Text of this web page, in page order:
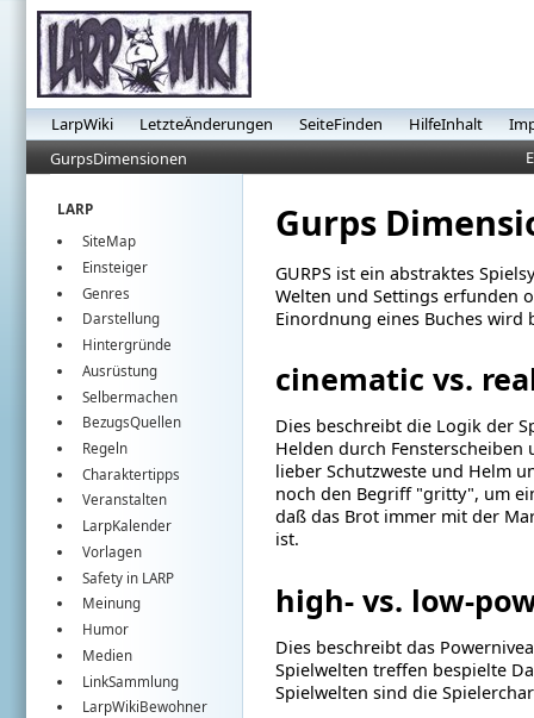
LarpWiki LetzteÄnderungen SeiteFinden HilfeInhalt
GurpsDimensionen
LARP
SiteMap
Einsteiger
Genres
Darstellung
Hintergründe
Ausrüstung
Selbermachen
BezugsQuellen
Regeln
Charaktertipps
Veranstalten
LarpKalender
Vorlagen
Safety in LARP
Meinung
Humor
Medien
LinkSammlung
LarpWikiBewohner
Gurps
GURPS ist ein abstraktes
Welten und Settings erfunden
Einordnung eines Buches wird
cinematic vs.
Dies beschreibt die Logik der
Helden durch
lieber Schutzweste und Helm
noch den Begriff "gritty", um
daß das Brot immer mit der
ist.
high- vs. low-
Dies beschreibt das
Spielwelten treffen bespielte
Spielwelten sind die